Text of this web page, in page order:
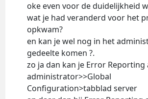
oke even voor de duidelijkheid
wat je had veranderd voor het
opkwam?
en kan je wel nog in het
gedeelte komen ?.
zo ja dan kan je Error Reporting
administrator>>Global
Configuration>tabblad server